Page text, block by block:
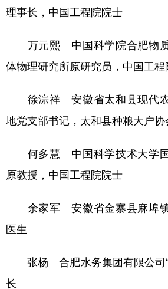
理事长，中国工程院院士
万元熙 中国科学院合肥物质
体物理研究所原研究员，中国工程
徐淙祥 安徽省太和县现代农
地党支部书记，太和县种粮大户协
何多慧 中国科学技术大学国
原教授，中国工程院院士
余家军 安徽省金寨县麻埠镇
医生
张杨 合肥水务集团有限公司“
长